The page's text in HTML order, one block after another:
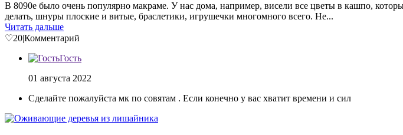
В 8090е было очень популярно макраме. У нас дома, например, висели все цветы в кашпо,
делать, шнуры плоские и витые, браслетики, игрушечки многомного всего. Не...
Читать дальше
♡20|Комментарий
Гость
01 августа 2022
Сделайте пожалуйста мк по совятам . Если конечно у вас хватит времени и сил